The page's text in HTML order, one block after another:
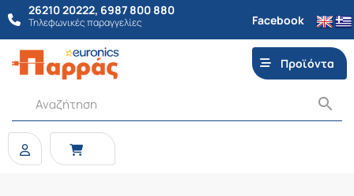
26210 20222, 6987 800 880
Τηλεφωνικές παραγγελίες Facebook
Προϊόντα